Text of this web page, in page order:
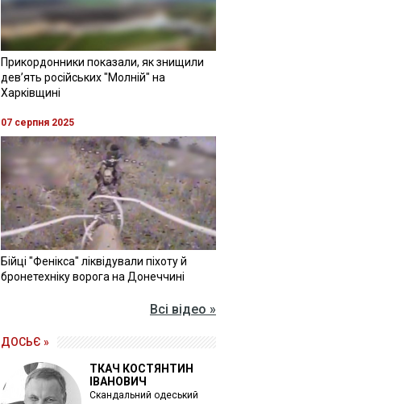
Прикордонники показали, як знищили
девʼять російських "Молній" на
Харківщині
07 серпня 2025
Бійці "Фенікса" ліквідували піхоту й
бронетехніку ворога на Донеччині
Всі відео »
ДОСЬЄ »
ТКАЧ КОСТЯНТИН
ІВАНОВИЧ
Скандальний одеський